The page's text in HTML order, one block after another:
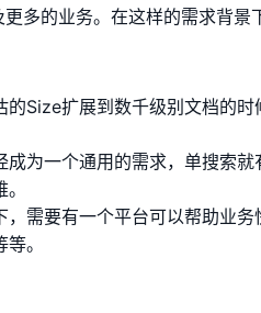
多的业务。在这样的需求背
Size扩展到数千级别文档的
成为一个通用的需求，单搜索
需要有一个平台可以帮助业
。